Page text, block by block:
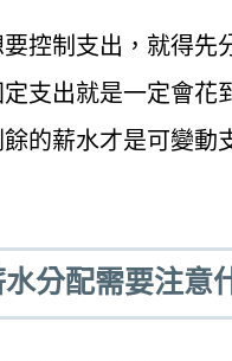
控制支出，就得先
定支出就是一定會花
餘的薪水才是可變動
水分配需要注意